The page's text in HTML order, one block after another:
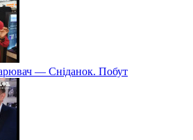
— Сніданок. Побут